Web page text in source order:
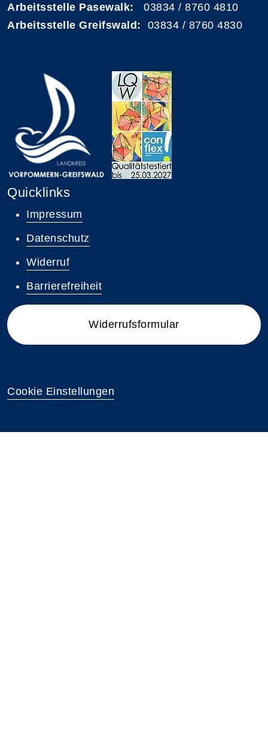
Arbeitsstelle Pasewalk: 03834 / 8760 4810
Arbeitsstelle Greifswald: 03834 / 8760 4830
Quicklinks
Impressum
Datenschutz
Widerruf
Barrierefreiheit
Widerrufsformular
Cookie Einstellungen